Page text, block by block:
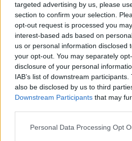
targeted advertising by us, please
section to confirm your selection.
opt-out request is processed you
interest-based ads based on
us or personal information disclosed
your opt-out. You may separately
disclosure of your personal
IAB’s list of downstream
also be disclosed by us to third
Downstream Participants that may
Please note that this website/app
Personal Data Processing Opt
Αθλητισμός|23.07.2020 16:19
Ομιλία Μαρινάκη σε
πιθανότητες για την
Europa League»
Επίσκεψη του
«ερυθρολεύκων» στις